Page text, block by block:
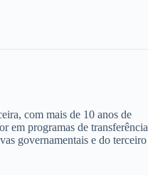
com mais de 10 anos de
em programas de transferência
governamentais e do terceiro